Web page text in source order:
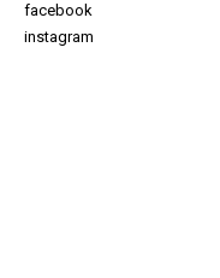
facebook
instagram